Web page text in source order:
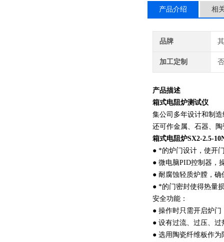
产品介绍 相
品牌
加工定制 否
产品描述
箱式电阻炉测试仪
集公司多年设计和制
还可作金属、石器、
箱式电阻炉SX2-2.5-
● *的炉门设计，使开
● 微电脑PID控制器，
● 耐腐蚀轻质炉膛，确
● *的门密封使得热量
安全功能：
● 操作时只需开启炉
● 设有过流、过压、
● 选用陶瓷纤维板作